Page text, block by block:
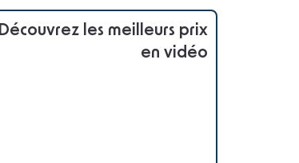
Découvrez les meilleurs prix
en vidéo